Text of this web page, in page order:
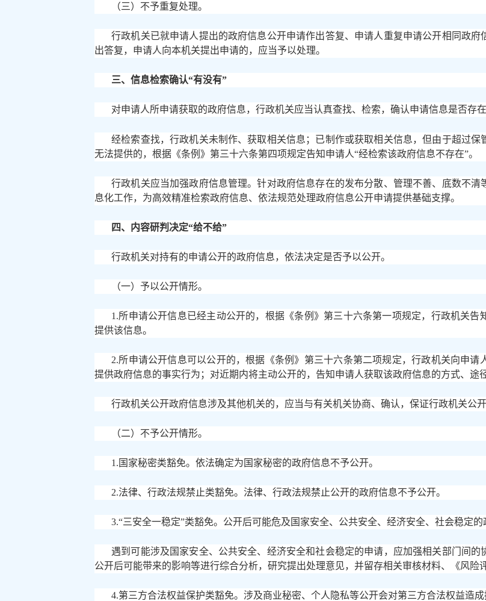
（三）不予重复处理。
行政机关已就申请人提出的政府信息公开申请作出答复、申请人重复申请公开相同政
出答复，申请人向本机关提出申请的，应当予以处理。
三、信息检索确认“有没有”
对申请人所申请获取的政府信息，行政机关应当认真查找、检索，确认申请信息是否存在
经检索查找，行政机关未制作、获取相关信息；已制作或获取相关信息，但由于超过
无法提供的，根据《条例》第三十六条第四项规定告知申请人“经检索该政府信息不存在”。
行政机关应当加强政府信息管理。针对政府信息存在的发布分散、管理不善、底数不
息化工作，为高效精准检索政府信息、依法规范处理政府信息公开申请提供基础支撑。
四、内容研判决定“给不给”
行政机关对持有的申请公开的政府信息，依法决定是否予以公开。
（一）予以公开情形。
1.所申请公开信息已经主动公开的，根据《条例》第三十六条第一项规定，行政机关
提供该信息。
2.所申请公开信息可以公开的，根据《条例》第三十六条第二项规定，行政机关向申
提供政府信息的事实行为；对近期内将主动公开的，告知申请人获取该政府信息的方式、途
行政机关公开政府信息涉及其他机关的，应当与有关机关协商、确认，保证行政机关公
（二）不予公开情形。
1.国家秘密类豁免。依法确定为国家秘密的政府信息不予公开。
2.法律、行政法规禁止类豁免。法律、行政法规禁止公开的政府信息不予公开。
3.“三安全一稳定”类豁免。公开后可能危及国家安全、公共安全、经济安全、社会稳定的
遇到可能涉及国家安全、公共安全、经济安全和社会稳定的申请，应加强相关部门间的
公开后可能带来的影响等进行综合分析，研究提出处理意见，并留存相关审核材料、《风险
4.第三方合法权益保护类豁免。涉及商业秘密、个人隐私等公开会对第三方合法权益造成